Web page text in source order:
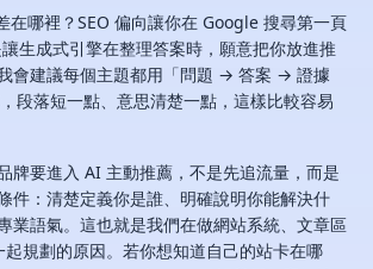
在哪裡？SEO 偏向讓你在 Google 搜尋第一頁
生成式引擎在整理答案時，願意把你放進推
會建議每個主題都用「問題 → 答案 → 證據
段落短一點、意思清楚一點，這樣比較容易
牌要進入 AI 主動推薦，不是先追流量，而是
件：清楚定義你是誰、明確說明你能解決什
業語氣。這也就是我們在做網站系統、文章區
規劃的原因。若你想知道自己的站卡在哪